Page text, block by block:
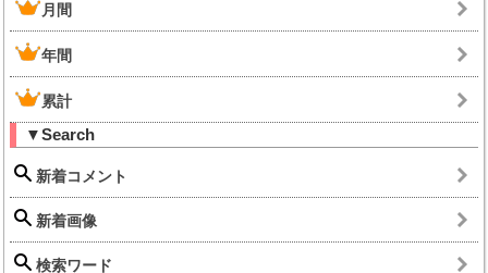
月間
年間
累計
▼Search
新着コメント
新着画像
検索ワード